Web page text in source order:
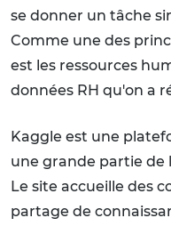
se donner un tâche
Comme une des
est les ressources
données RH qu'on a
Kaggle est une
une grande partie de
Le site accueille des
partage de